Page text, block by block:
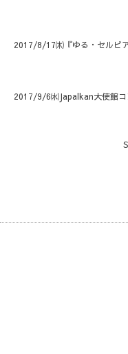
2017/8/17㈭『ゆる・セルビ
2017/9/6㈬Japalkan大使館コ